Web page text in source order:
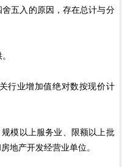
五入的原因，存在总计与分
业增加值绝对数按现价计
模以上服务业、限额以上批
地产开发经营业单位。